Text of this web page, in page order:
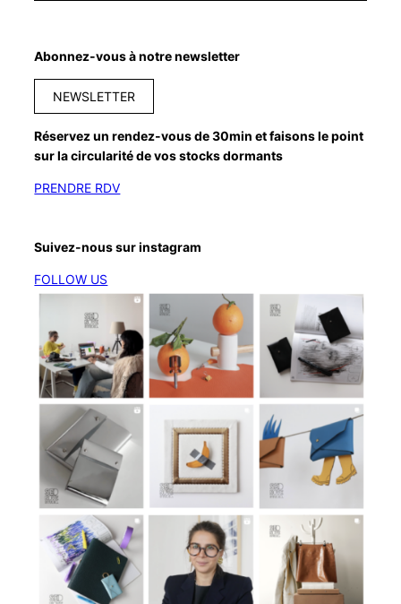
Abonnez-vous à notre newsletter
NEWSLETTER
Réservez un rendez-vous de 30min et faisons le point
sur la circularité de vos stocks dormants
PRENDRE RDV
Suivez-nous sur instagram
FOLLOW US